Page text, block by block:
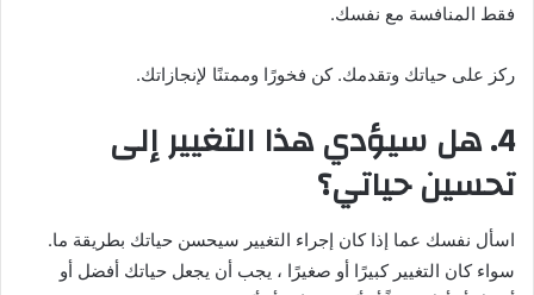
فقط المنافسة مع نفسك.
ركز على حياتك وتقدمك. كن فخورًا وممتنًا لإنجازاتك.
4. هل سيؤدي هذا التغيير إلى
تحسين حياتي؟
اسأل نفسك عما إذا كان إجراء التغيير سيحسن حياتك بطريقة ما.
سواء كان التغيير كبيرًا أو صغيرًا ، يجب أن يجعل حياتك أفضل أو